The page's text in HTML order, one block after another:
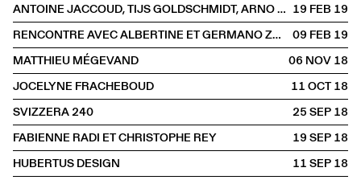
ANTOINE JACCOUD, TIJS GOLDSCHMIDT, ARNO CAMENISCH 19 FEB2019
RENCONTRE AVEC ALBERTINE ET GERMANO ZULLO
09 FEB2019
MATTHIEU MÉGEVAND
06 NOV2018
JOCELYNE FRACHEBOUD
11 OCT2018
SVIZZERA 240
25 SEP2018
FABIENNE RADI ET CHRISTOPHE REY
19 SEP2018
HUBERTUS DESIGN
11 SEP2018